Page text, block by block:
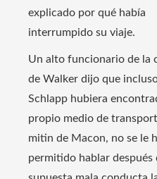
explicado por qué había
interrumpido su viaje.
Un alto funcionario de la
de Walker dijo que
Schlapp hubiera
propio medio de
mitin de Macon, no se le
permitido hablar después